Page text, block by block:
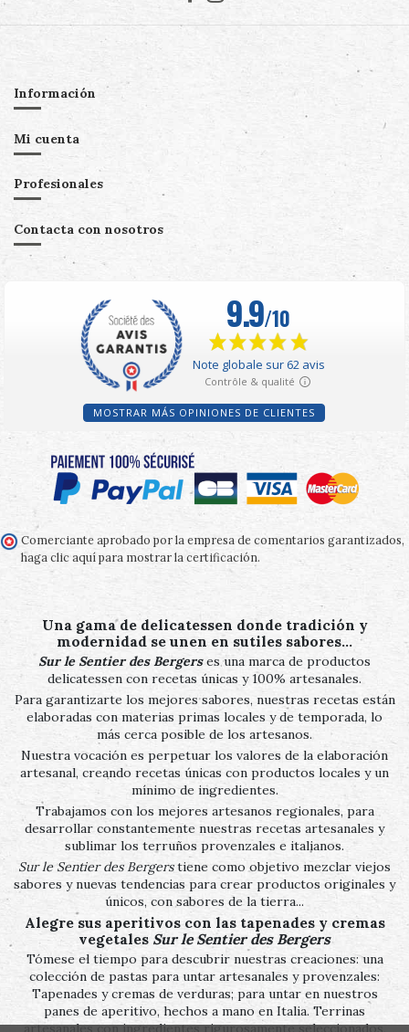
Información
Mi cuenta
Profesionales
Contacta con nosotros
MOSTRAR MÁS OPINIONES DE CLIENTES
Comerciante aprobado por la empresa de comentarios garantizados,
haga clic aquí para mostrar la certificación.
Una gama de delicatessen donde tradición y
modernidad se unen en sutiles sabores…
Sur le Sentier des Bergerses una marca de productos
delicatessen con recetas únicas y 100% artesanales.
Para garantizarte los mejores sabores, nuestras recetas están
elaboradas con materias primas locales y de temporada, lo
más cerca posible de los artesanos.
Nuestra vocación es perpetuar los valores de la elaboración
artesanal, creando recetas únicas con productos locales y un
mínimo de ingredientes.
Trabajamos con los mejores artesanos regionales, para
desarrollar constantemente nuestras recetas artesanales y
sublimar los terruños provenzales e italianos.
Sur le Sentier des Bergerstiene como objetivo mezclar viejos
sabores y nuevas tendencias para crear productos originales y
únicos, con sabores de la tierra...
Alegre sus aperitivos con las tapenades y cremas
vegetales Sur le Sentier des Bergers
Tómese el tiempo para descubrir nuestras creaciones: una
colección de pastas para untar artesanales y provenzales:
Tapenades y cremas de verduras; para untar en nuestros
panes de aperitivo, hechos a mano en Italia. Terrinas
artesanales con ingredientes rigurosamente seleccionados,